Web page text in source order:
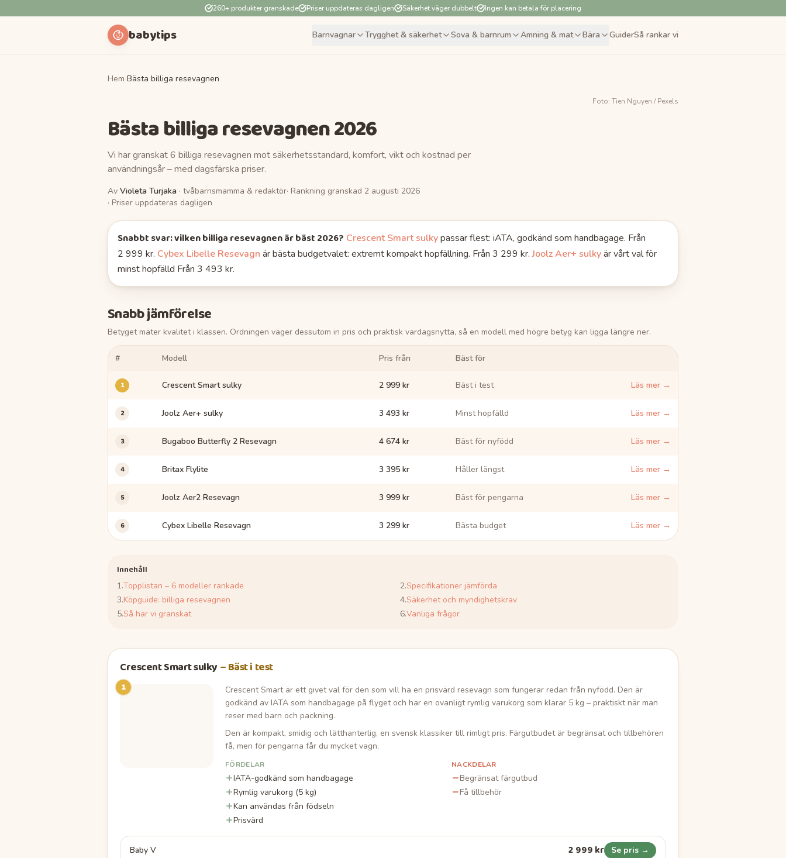
260+ produkter granskade Priser uppdateras dagligen Säkerhet väger dubbelt Ingen kan betala för placering
babytips Barnvagnar Trygghet & säkerhet Sova & barnrum Amning & mat Bära GuiderSå rankar vi
Hem Bästa billiga resevagnen
Foto: Tien Nguyen / Pexels
Bästa billiga resevagnen2026
Vi har granskat 6 billiga resevagnen mot säkerhetsstandard, komfort, vikt och kostnad per
användningsår – med dagsfärska priser.
Av Violeta Turjaka · tvåbarnsmamma & redaktör· Rankning granskad 2 augusti 2026
· Priser uppdateras dagligen
Snabbt svar: vilkenbilliga resevagnenär bäst 2026? Crescent Smart sulkypassar flest: iATA, godkänd som handbagage. Från
2 999 kr. Cybex Libelle Resevagn är bästa budgetvalet: extremt kompakt hopfällning. Från 3 299 kr. Joolz Aer+ sulkyär vårt val för
minst hopfälld Från 3 493 kr.
Snabb jämförelse
Betyget mäter kvalitet i klassen. Ordningen väger dessutom in pris och praktisk vardagsnytta, så en modell med högre betyg kan ligga längre ner.
# Modell Pris från Bäst för
1
Crescent Smart sulky 2 999 kr Bäst i test Läs mer →
2 Joolz Aer+ sulky 3 493 kr Minst hopfälld Läs mer →
3 Bugaboo Butterfly 2 Resevagn 4 674 kr Bäst för nyfödd Läs mer →
4 Britax Flylite 3 395 kr Håller längst Läs mer →
5 Joolz Aer2 Resevagn 3 999 kr Bäst för pengarna Läs mer →
6 Cybex Libelle Resevagn 3 299 kr Bästa budget Läs mer →
Innehåll
1.Topplistan – 6 modeller rankade 2.Specifikationer jämförda
3.Köpguide: billiga resevagnen 4.Säkerhet och myndighetskrav
5.Så har vi granskat 6.Vanliga frågor
Crescent Smart sulky –Bäst i test
1
Crescent Smart är ett givet val för den som vill ha en prisvärd resevagn som fungerar redan från nyfödd. Den är
godkänd av IATA som handbagage på flyget och har en ovanligt rymlig varukorg som klarar 5 kg – praktiskt när man
reser med barn och packning.
Den är kompakt, smidig och lätthanterlig, en svensk klassiker till rimligt pris. Färgutbudet är begränsat och tillbehören
få, men för pengarna får du mycket vagn.
FÖRDELAR
IATA-godkänd som handbagage
Rymlig varukorg (5 kg)
Kan användas från födseln
Prisvärd
NACKDELAR
Begränsat färgutbud
Få tillbehör
Baby V 2 999 kr Se pris →